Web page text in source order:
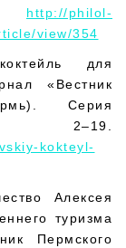
http://philol-
view/354
для
«Вестник
Серия
№ 2–19.
kokteyl-
Алексея
туризма
Пермского